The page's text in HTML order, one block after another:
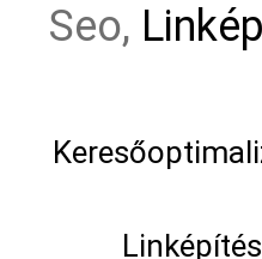
Seo,
Linképítés